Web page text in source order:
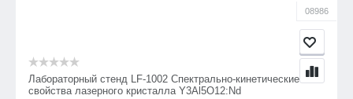
08986
Лабораторный стенд LF-1002 Спектрально-кинетические
свойства лазерного кристалла Y3Al5O12:Nd